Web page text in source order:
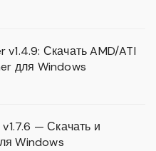
Скачать AMD/ATI
для Windows
— Скачать и
Windows